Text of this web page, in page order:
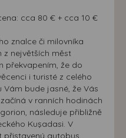
cca 80 € + cca 10 €
znalce či milovníka
z největších měst
překvapením, že do
i turisté z celého
bude jasné, že Vás
v ranních hodinách
následuje přibližně
Kuşadasi. V
přistavený autobus,